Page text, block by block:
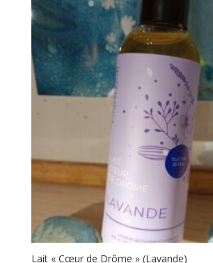
Lait « Cœur de Drôme » (Lavande)